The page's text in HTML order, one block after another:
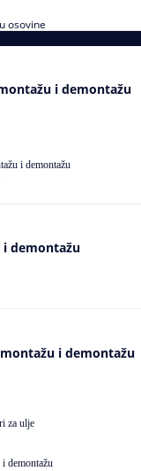
osovine
i demontažu
i demontažu
i demontažu
i demontažu
za ulje
demontažu